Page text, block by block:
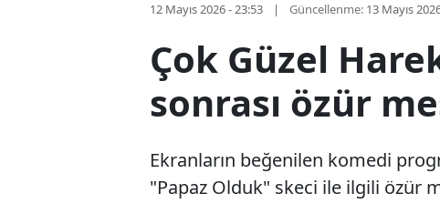
12 Mayıs 2026 - 23:53 Güncellenme: 13 Mayıs
Çok Güzel
sonrası özür
Ekranların beğenilen komedi
"Papaz Olduk" skeci ile ilgili özür